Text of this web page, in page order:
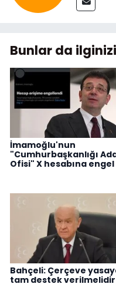
Bunlar da
İmamoğlu'nun
"Cumhurbaşkanlığı
Ofisi" X hesabına engel
Bahçeli: Çerçeve
tam destek verilmelidir